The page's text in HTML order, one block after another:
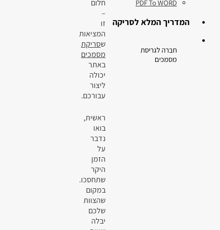
חלום
–
זו
המציאות
שסריקת
מסמכים
באתר
יכולה
ליצור
עבורכם.
ראשית,
בואו
נדבר
על
הזמן
היקר
שתחסכו.
במקום
שהצוות
שלכם
יבלה
PDF To WORD
המדריך המלא לסריקה
חברה לגריסת
מסמכים